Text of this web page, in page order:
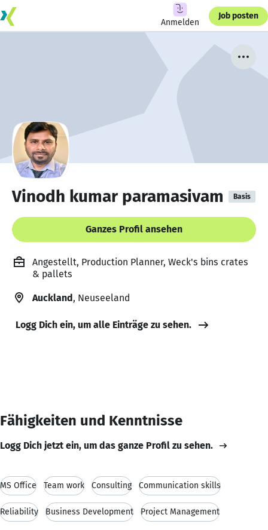
Anmelden
Job posten
Vinodh kumar paramasivam Basis
Ganzes Profil ansehen
Angestellt, Production Planner, Weck's bins crates
& pallets
Auckland, Neuseeland
Logg Dich ein, um alle Einträge zu sehen.
Fähigkeiten und Kenntnisse
Logg Dich jetzt ein, um das ganze Profil zu sehen.
MS Office Team work Consulting Communication skills
Reliability Business Development Project Management